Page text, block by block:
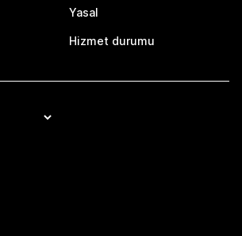
Yasal
Hizmet durumu